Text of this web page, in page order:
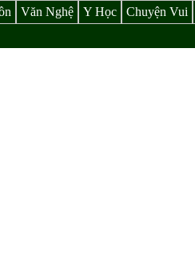
Văn Nghệ Y Học Chuyện Vui